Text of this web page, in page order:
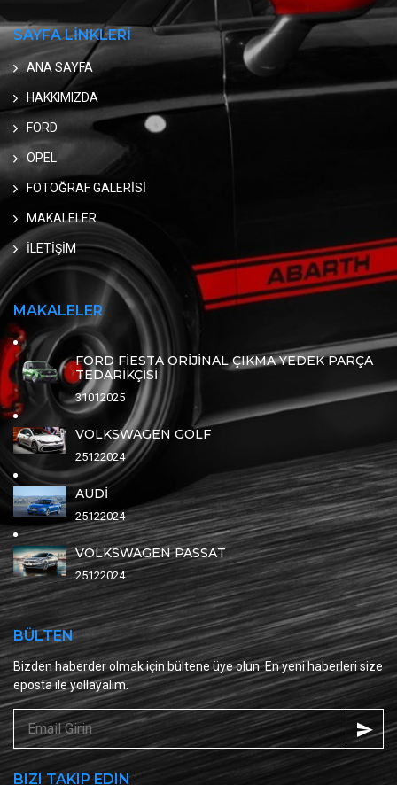
SAYFA LİNKLERİ
ANA SAYFA
HAKKIMIZDA
FORD
OPEL
FOTOĞRAF GALERİSİ
MAKALELER
İLETİŞİM
MAKALELER
FORD FİESTA ORİJİNAL ÇIKMA YEDEK PARÇA
TEDARİKÇİSİ
31012025
VOLKSWAGEN GOLF
25122024
AUDİ
25122024
VOLKSWAGEN PASSAT
25122024
BÜLTEN
Bizden haberder olmak için bültene üye olun. En yeni haberleri size
eposta ile yollayalım.
BIZI TAKIP EDIN